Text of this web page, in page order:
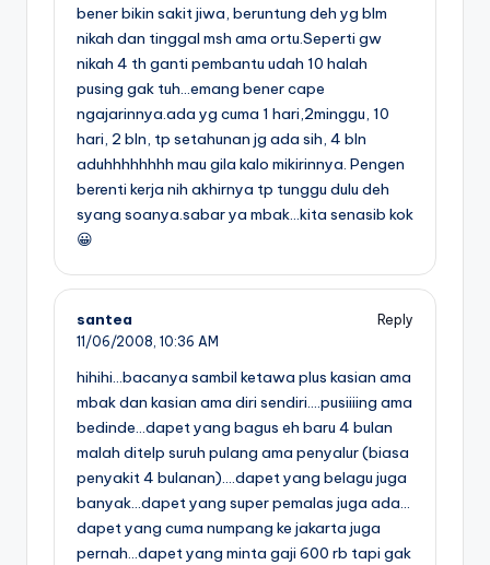
bener bikin sakit jiwa, beruntung deh yg blm
nikah dan tinggal msh ama ortu.Seperti gw
nikah 4 th ganti pembantu udah 10 halah
pusing gak tuh…emang bener cape
ngajarinnya.ada yg cuma 1 hari,2minggu, 10
hari, 2 bln, tp setahunan jg ada sih, 4 bln
aduhhhhhhhh mau gila kalo mikirinnya. Pengen
berenti kerja nih akhirnya tp tunggu dulu deh
syang soanya.sabar ya mbak…kita senasib kok
😀
santea
Reply
11/06/2008, 10:36 AM
hihihi…bacanya sambil ketawa plus kasian ama
mbak dan kasian ama diri sendiri….pusiiiing ama
bedinde…dapet yang bagus eh baru 4 bulan
malah ditelp suruh pulang ama penyalur (biasa
penyakit 4 bulanan)….dapet yang belagu juga
banyak…dapet yang super pemalas juga ada…
dapet yang cuma numpang ke jakarta juga
pernah…dapet yang minta gaji 600 rb tapi gak